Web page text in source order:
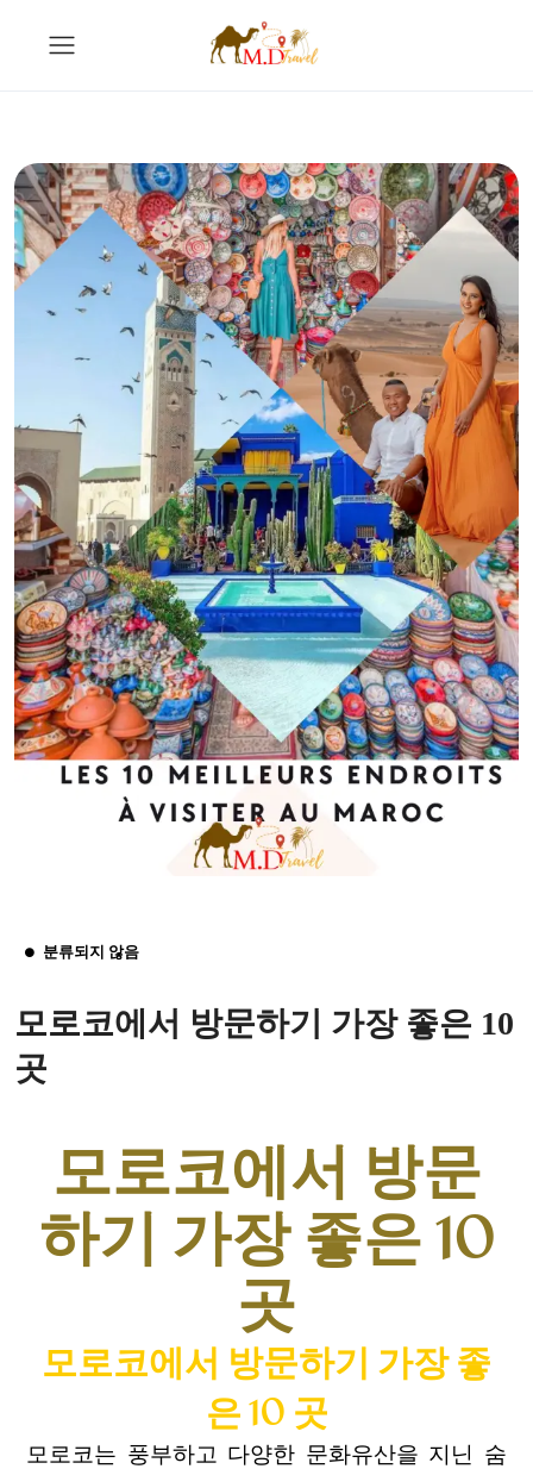
분류되지 않음
모로코에서 방문하기 가장 좋은 10
곳
모로코에서 방문
하기 가장 좋은 10
곳
모로코에서 방문하기 가장 좋
은 10 곳
모로코는 풍부하고 다양한 문화유산을 지닌 숨